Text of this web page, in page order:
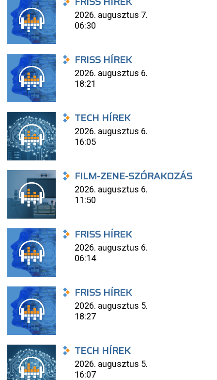
2026. augusztus 7.
06:30
FRISS HÍREK
2026. augusztus 6.
18:21
TECH HÍREK
2026. augusztus 6.
16:05
FILM-ZENE-SZÓRAKOZÁS
2026. augusztus 6.
11:50
FRISS HÍREK
2026. augusztus 6.
06:14
FRISS HÍREK
2026. augusztus 5.
18:27
TECH HÍREK
2026. augusztus 5.
16:07